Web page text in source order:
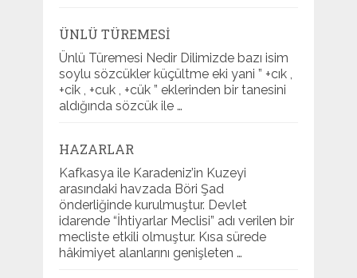
ÜNLÜ TÜREMESI
Ünlü Türemesi Nedir Dilimizde bazı isim
soylu sözcükler küçültme eki yani ” +cık ,
+cik , +cuk , +cük ” eklerinden bir tanesini
aldığında sözcük ile …
HAZARLAR
Kafkasya ile Karadeniz’in Kuzeyi
arasındaki havzada Böri Şad
önderliğinde kurulmuştur. Devlet
idarende “İhtiyarlar Meclisi” adı verilen bir
mecliste etkili olmuştur. Kısa sürede
hâkimiyet alanlarını genişleten …